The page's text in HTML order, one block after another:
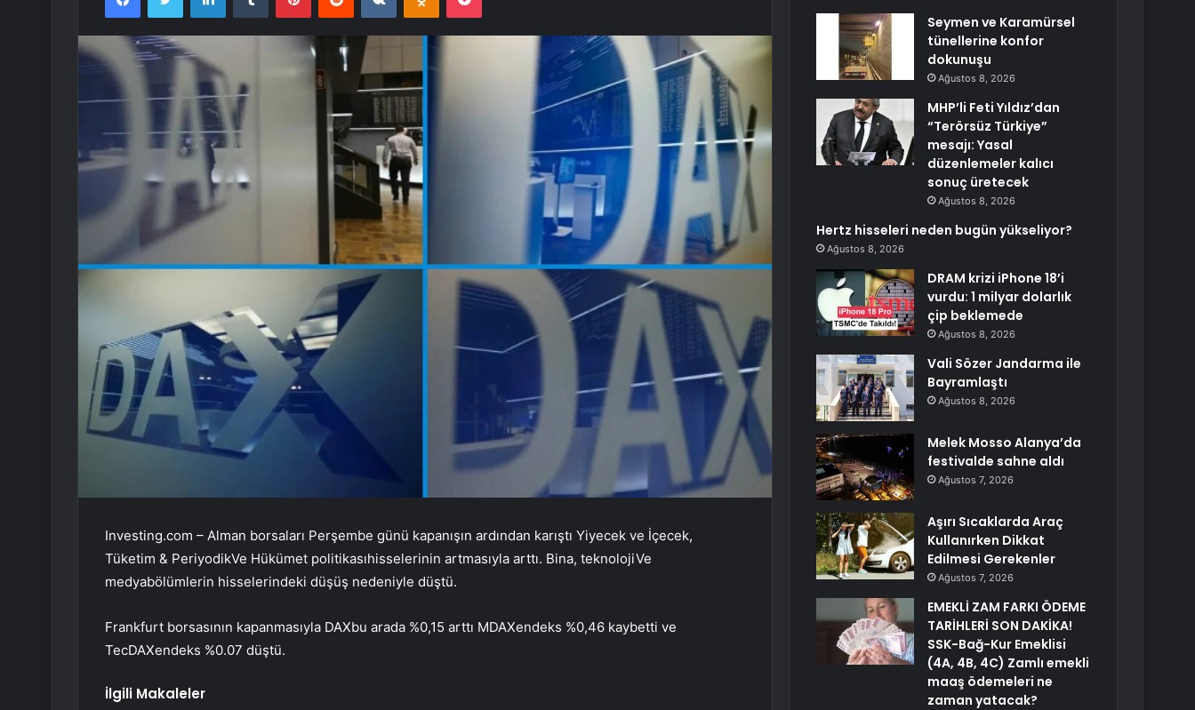
Investing.com – Alman borsaları Perşembe günü kapanışın ardından karıştı Yiyecek ve İçecek,
Tüketim & PeriyodikVe Hükümet politikasıhisselerinin artmasıyla arttı. Bina, teknolojiVe
medyabölümlerin hisselerindeki düşüş nedeniyle düştü.
Frankfurt borsasının kapanmasıyla DAXbu arada %0,15 arttı MDAXendeks %0,46 kaybetti ve
TecDAXendeks %0.07 düştü.
İlgili Makaleler
Seymen ve Karamürsel
tünellerine konfor
dokunuşu
Ağustos 8, 2026
MHP’li Feti Yıldız’dan
“Terörsüz Türkiye”
mesajı: Yasal
düzenlemeler kalıcı
sonuç üretecek
Ağustos 8, 2026
Hertz hisseleri neden bugün yükseliyor?
Ağustos 8, 2026
DRAM krizi iPhone 18’i
vurdu: 1 milyar dolarlık
çip beklemede
Ağustos 8, 2026
Vali Sözer Jandarma ile
Bayramlaştı
Ağustos 8, 2026
Melek Mosso Alanya’da
festivalde sahne aldı
Ağustos 7, 2026
Aşırı Sıcaklarda Araç
Kullanırken Dikkat
Edilmesi Gerekenler
Ağustos 7, 2026
EMEKLİ ZAM FARKI ÖDEME
TARİHLERİ SON DAKİKA!
SSK-Bağ-Kur Emeklisi
(4A, 4B, 4C) Zamlı emekli
maaş ödemeleri ne
zaman yatacak?